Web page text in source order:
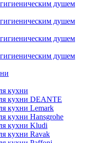
душем
душем
душем
душем
кухни
кухни DEANTE
кухни Lemark
кухни Hansgrohe
кухни Kludi
кухни Ravak